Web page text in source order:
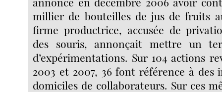
millier de bouteilles de jus de fruits
firme productrice, accusée de
des souris, annonçait mettre un
d’expérimentations. Sur 104 actions
2003 et 2007, 36 font référence à des
domiciles de collaborateurs. Sur ces